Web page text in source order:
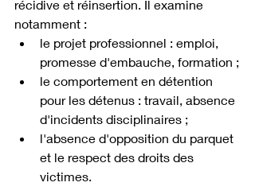
récidive et réinsertion. Il examine
notamment :
le projet professionnel : emploi,
promesse d'embauche, formation ;
le comportement en détention
pour les détenus : travail, absence
d'incidents disciplinaires ;
l'absence d'opposition du parquet
et le respect des droits des
victimes.